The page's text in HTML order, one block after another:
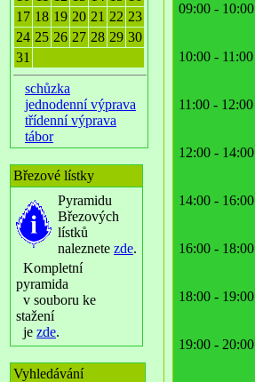
17 18 19 20 21 22 23
24 25 26 27 28 29 30
31
schůzka
jednodenní výprava
třídenní výprava
tábor
Březové lístky
Pyramidu
Březových
lístků
naleznete zde.
Kompletní
pyramida
v souboru ke
stažení
je zde.
Vyhledávání
09:00 - 10:00
10:00 - 11:00
11:00 - 12:00
12:00 - 14:00
14:00 - 16:00
16:00 - 18:00
18:00 - 19:00
19:00 - 20:00